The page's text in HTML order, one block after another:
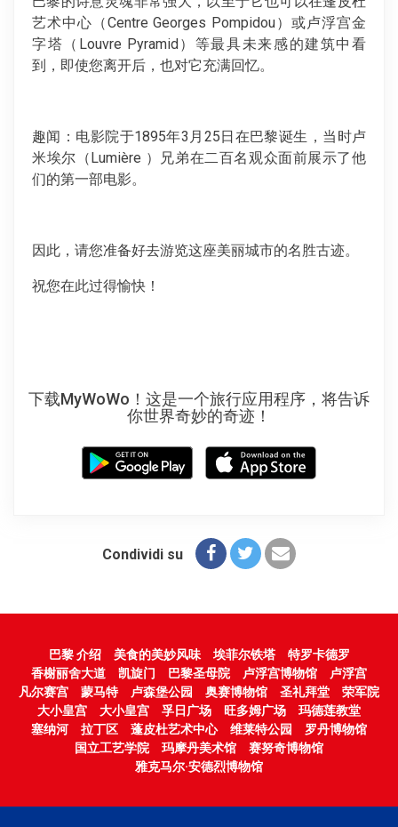
艺术中心（Centre Georges Pompidou）或卢浮宫金
字塔（Louvre Pyramid）等最具未来感的建筑中看
到，即使您离开后，也对它充满回忆。
趣闻：电影院于1895年3月25日在巴黎诞生，当时卢
米埃尔（Lumière ）兄弟在二百名观众面前展示了他
们的第一部电影。
因此，请您准备好去游览这座美丽城市的名胜古迹。
祝您在此过得愉快！
下载MyWoWo！这是一个旅行应用程序，将告诉
你世界奇妙的奇迹！
Condividi su
巴黎 介绍 美食的美妙风味 埃菲尔铁塔
特罗卡德罗
香榭丽舍大道
凯旋门 巴黎圣母院 卢浮宫博物馆
卢浮宫
凡尔赛宫
蒙马特 卢森堡公园 奥赛博物馆 圣礼拜堂
荣军院
大小皇宫
大小皇宫 孚日广场 旺多姆广场
玛德莲教堂
塞纳河
拉丁区 蓬皮杜艺术中心 维莱特公园
罗丹博物馆
国立工艺学院
玛摩丹美术馆
赛努奇博物馆
雅克马尔·安德烈博物馆